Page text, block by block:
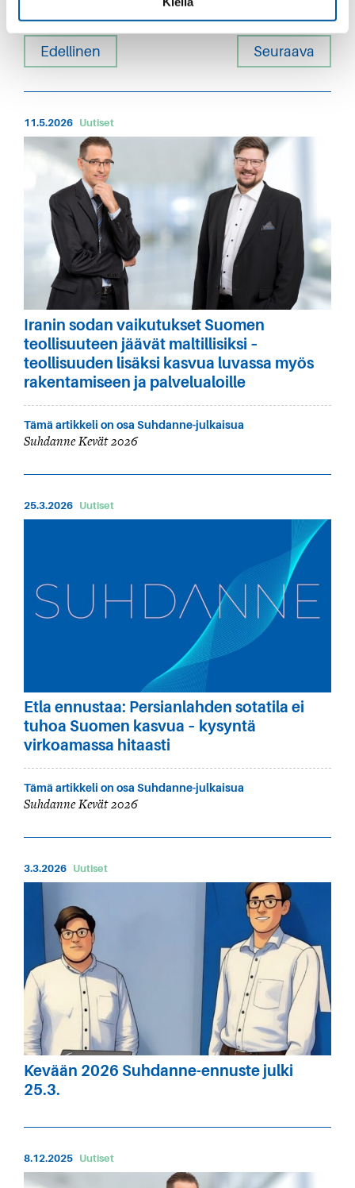
Edellinen Seuraava
11.5.2026 Uutiset
Iranin sodan vaikutukset Suomen
teollisuuteen jäävät maltillisiksi –
teollisuuden lisäksi kasvua luvassa myös
rakentamiseen ja palvelualoille
Tämä artikkeli on osa Suhdanne-julkaisua
Suhdanne Kevät 2026
25.3.2026 Uutiset
Etla ennustaa: Persianlahden sotatila ei
tuhoa Suomen kasvua – kysyntä
virkoamassa hitaasti
Tämä artikkeli on osa Suhdanne-julkaisua
Suhdanne Kevät 2026
3.3.2026 Uutiset
Kevään 2026 Suhdanne-ennuste julki
25.3.
8.12.2025 Uutiset